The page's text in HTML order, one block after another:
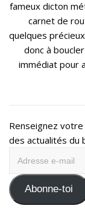
fameux dicton
carnet de
quelques
donc à
immédiat pour
Renseignez
des actualités du
mail Abonne-toi